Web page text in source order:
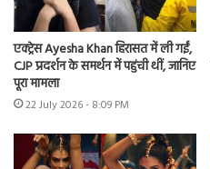
एक्ट्रेस Ayesha Khan हिरासत में ली गईं,
CJP प्रदर्शन के समर्थन में पहुंची थीं, जानिए
पूरा मामला
22 July 2026 - 8:09 PM